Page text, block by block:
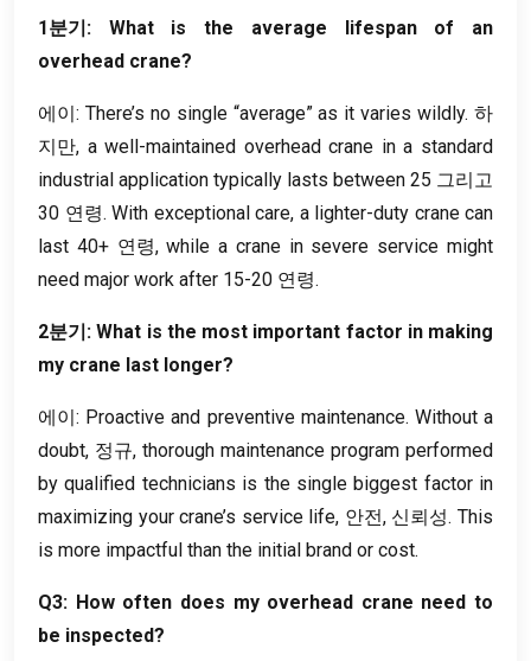
1분기: What is the average lifespan of an
overhead crane?
에이: There’s no single “average” as it varies wildly. 하
지만, a well-maintained overhead crane in a standard
industrial application typically lasts between 25 그리고
30 연령. With exceptional care, a lighter-duty crane can
last 40+ 연령,while a crane in severe service might
need major work after 15-20 연령.
2분기:What is the most important factor in making
my crane last longer?
에이: Proactive and preventive maintenance. Without a
doubt, 정규, thorough maintenance program performed
by qualified technicians is the single biggest factor in
maximizing your crane’s service life, 안전, 신뢰성.This
is more impactful than the initial brand or cost.
Q3: How often does my overhead crane need to
be inspected?